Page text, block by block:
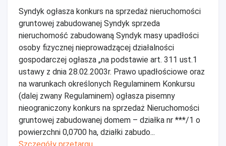
Syndyk ogłasza konkurs na sprzedaż nieruchomości
gruntowej zabudowanej Syndyk sprzeda
nieruchomość zabudowaną Syndyk masy upadłości
osoby fizycznej nieprowadzącej działalności
gospodarczej ogłasza „na podstawie art. 311 ust.1
ustawy z dnia 28.02.2003r. Prawo upadłościowe oraz
na warunkach określonych Regulaminem Konkursu
(dalej zwany Regulaminem) ogłasza pisemny
nieograniczony konkurs na sprzedaż Nieruchomości
gruntowej zabudowanej domem – działka nr ***/1 o
powierzchni 0,0700 ha, działki zabudo...